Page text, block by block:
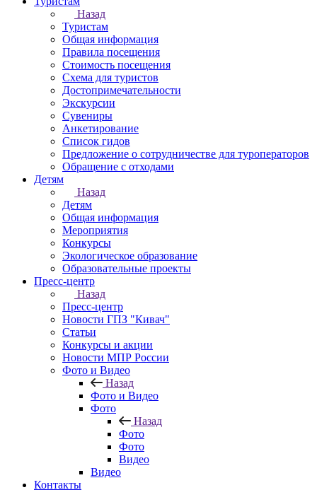
Назад
Туристам
Общая информация
Правила посещения
Стоимость посещения
Схема для туристов
Достопримечательности
Экскурсии
Сувениры
Анкетирование
Список гидов
Предложение о сотрудничестве для туроператоров
Обращение с отходами
Детям
Назад
Детям
Общая информация
Мероприятия
Конкурсы
Экологическое образование
Образовательные проекты
Пресс-центр
Назад
Пресс-центр
Новости ГПЗ "Кивач"
Статьи
Конкурсы и акции
Новости МПР России
Фото и Видео
Назад
Фото и Видео
Фото
Назад
Фото
Фото
Видео
Видео
Контакты